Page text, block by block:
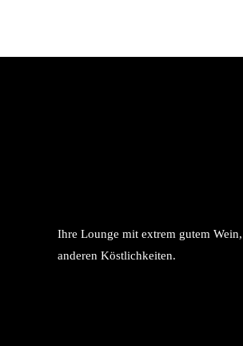
Ihre Lounge mit extrem gutem
anderen Köstlichkeiten.